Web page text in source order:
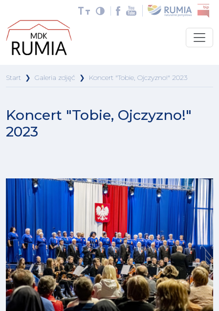
Start ❯ Galeria zdjęć ❯ Koncert "Tobie, Ojczyzno!" 2023
Koncert "Tobie, Ojczyzno!"
2023